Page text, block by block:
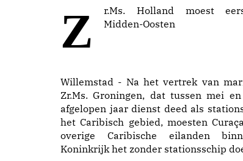
Zr.Ms. Holland moest eerst naar Midden-Oosten
Willemstad - Na het vertrek van
Zr.Ms. Groningen, dat tussen mei
afgelopen jaar dienst deed als
het Caribisch gebied, moesten
overige Caribische eilanden
Koninkrijk het zonder stationsschip